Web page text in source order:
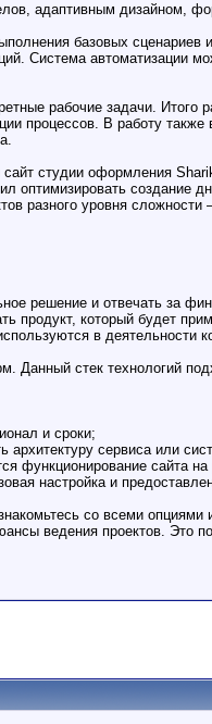
адаптивным дизайном,
базовых
Система автоматизации
рабочие задачи.
процессов. В работу
студии оформления
оптимизировать создание
разного уровня
решение и отвечать за
который будет
в деятельности
стек технологий
и сроки;
архитектуру сервиса или
функционирование сайта на
настройка и
со всеми
ведения проектов. Это